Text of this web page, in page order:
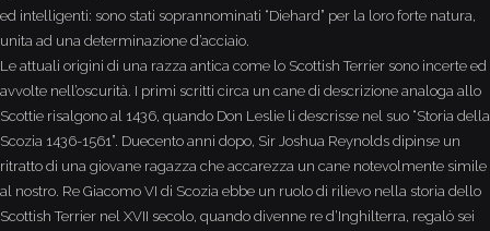
ed intelligenti: sono stati soprannominati “Diehard” per la loro forte natura,
unita ad una determinazione d’acciaio.
Le attuali origini di una razza antica come lo Scottish Terrier sono incerte ed
avvolte nell’oscurità. I primi scritti circa un cane di descrizione analoga allo
Scottie risalgono al 1436, quando Don Leslie li descrisse nel suo “Storia della
Scozia 1436-1561”. Duecento anni dopo, Sir Joshua Reynolds dipinse un
ritratto di una giovane ragazza che accarezza un cane notevolmente simile
al nostro. Re Giacomo VI di Scozia ebbe un ruolo di rilievo nella storia dello
Scottish Terrier nel XVII secolo, quando divenne re d’Inghilterra, regalò sei